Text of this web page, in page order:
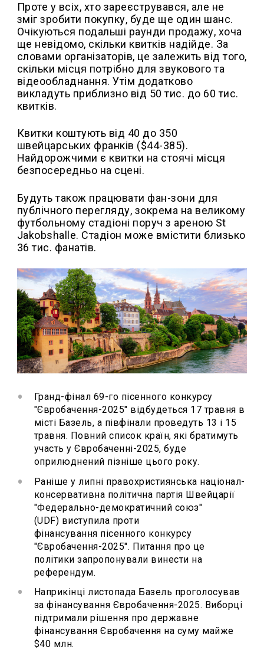
Проте у всіх, хто зареєструвався, але не
зміг зробити покупку, буде ще один шанс.
Очікуються подальші раунди продажу, хоча
ще невідомо, скільки квитків надійде. За
словами організаторів, це залежить від того,
скільки місця потрібно для звукового та
відеообладнання. Утім додатково
викладуть приблизно від 50 тис. до 60 тис.
квитків.
Квитки коштують від 40 до 350
швейцарських франків ($44-385).
Найдорожчими є квитки на стоячі місця
безпосередньо на сцені.
Будуть також працювати фан-зони для
публічного перегляду, зокрема на великому
футбольному стадіоні поруч з ареною St
Jakobshalle. Стадіон може вмістити близько
36 тис. фанатів.
Гранд-фінал 69-го пісенного конкурсу
"Євробачення-2025" відбудеться 17 травня в
місті Базель, а півфінали проведуть 13 і 15
травня. Повний список країн, які братимуть
участь у Євробаченні-2025, буде
оприлюднений пізніше цього року.
Раніше у липні правохристиянська націонал-
консервативна політична партія Швейцарії
"Федерально-демократичний союз"
(UDF) виступила проти
фінансування пісенного конкурсу
"Євробачення-2025". Питання про це
політики запропонували винести на
референдум.
Наприкінці листопада Базель проголосував
за фінансування Євробачення-2025. Виборці
підтримали рішення про державне
фінансування Євробачення на суму майже
$40 млн.